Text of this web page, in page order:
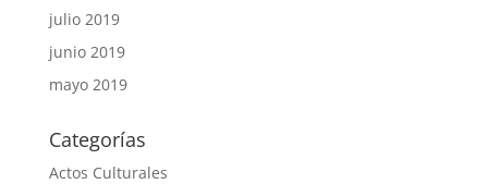
julio 2019
junio 2019
mayo 2019
Categorías
Actos Culturales